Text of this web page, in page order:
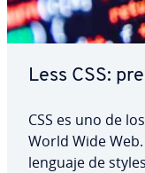
Less CSS:
CSS es uno de
World Wide
lenguaje de